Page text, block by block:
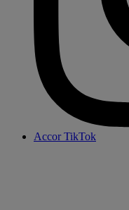
Accor TikTok